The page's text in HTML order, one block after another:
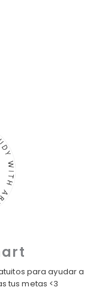
para ayudar a
tus metas <3